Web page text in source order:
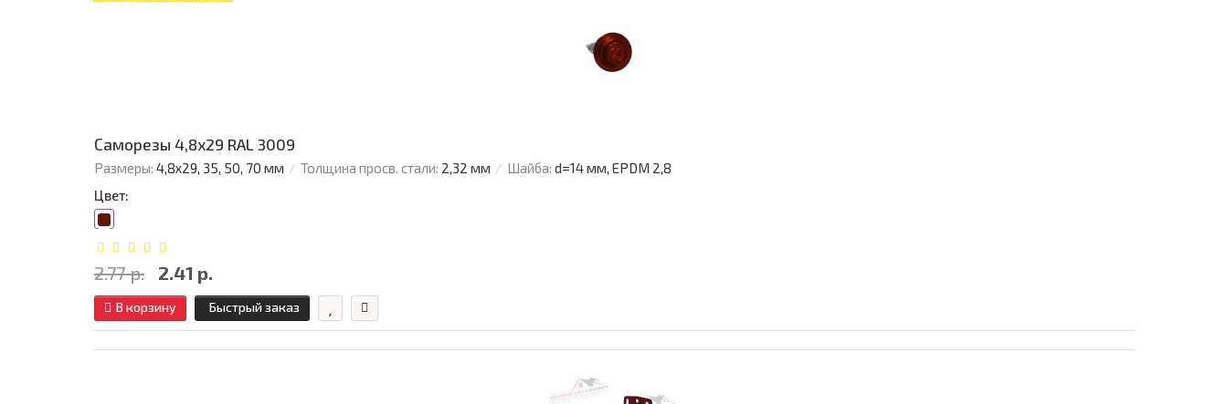
Саморезы 4,8х29 RAL 3009
Размеры: 4,8х29, 35, 50, 70 мм Толщина просв. стали: 2,32 мм Шайба: d=14 мм, EPDM 2,8
Цвет:
2.77 р. 2.41 р.
В корзину Быстрый заказ